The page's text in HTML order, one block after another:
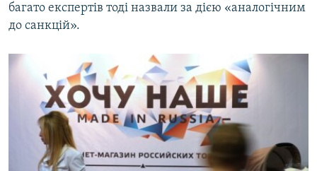
багато експертів тоді назвали за дією «аналогічним
до санкцій».